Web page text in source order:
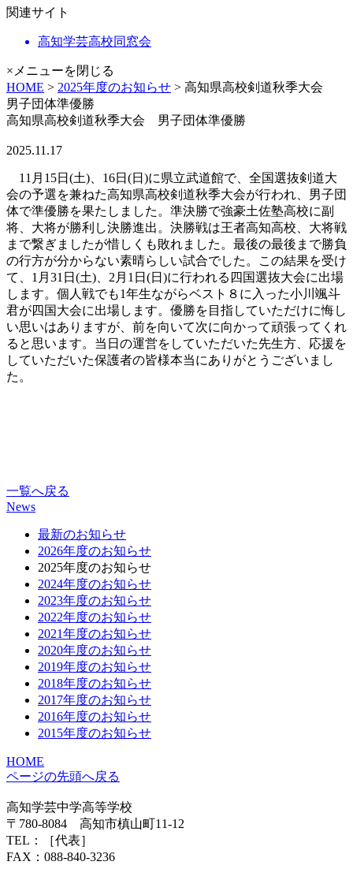
関連サイト
高知学芸高校同窓会
×メニューを閉じる
HOME > 2025年度のお知らせ > 高知県高校剣道秋季大会
男子団体準優勝
高知県高校剣道秋季大会 男子団体準優勝
2025.11.17
11月15日(土)、16日(日)に県立武道館で、全国選抜剣道大
会の予選を兼ねた高知県高校剣道秋季大会が行われ、男子団
体で準優勝を果たしました。準決勝で強豪土佐塾高校に副
将、大将が勝利し決勝進出。決勝戦は王者高知高校、大将戦
まで繋ぎましたが惜しくも敗れました。最後の最後まで勝負
の行方が分からない素晴らしい試合でした。この結果を受け
て、1月31日(土)、2月1日(日)に行われる四国選抜大会に出場
します。個人戦でも1年生ながらベスト８に入った小川颯斗
君が四国大会に出場します。優勝を目指していただけに悔し
い思いはありますが、前を向いて次に向かって頑張ってくれ
ると思います。当日の運営をしていただいた先生方、応援を
していただいた保護者の皆様本当にありがとうございまし
た。
一覧へ戻る
News
最新のお知らせ
2026年度のお知らせ
2025年度のお知らせ
2024年度のお知らせ
2023年度のお知らせ
2022年度のお知らせ
2021年度のお知らせ
2020年度のお知らせ
2019年度のお知らせ
2018年度のお知らせ
2017年度のお知らせ
2016年度のお知らせ
2015年度のお知らせ
HOME
ページの先頭へ戻る
高知学芸中学高等学校
〒780-8084 高知市槙山町11-12
TEL：
［代表］
FAX：088-840-3236